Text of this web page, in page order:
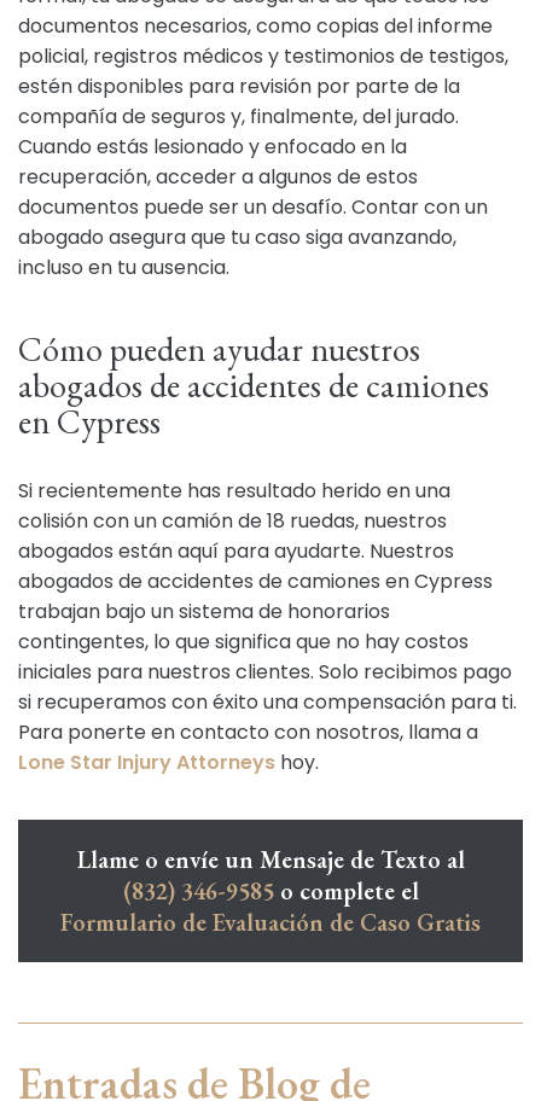
documentos necesarios, como copias del informe
policial, registros médicos y testimonios de testigos,
estén disponibles para revisión por parte de la
compañía de seguros y, finalmente, del jurado.
Cuando estás lesionado y enfocado en la
recuperación, acceder a algunos de estos
documentos puede ser un desafío. Contar con un
abogado asegura que tu caso siga avanzando,
incluso en tu ausencia.
Cómo pueden ayudar nuestros
abogados de accidentes de camiones
en Cypress
Si recientemente has resultado herido en una
colisión con un camión de 18 ruedas, nuestros
abogados están aquí para ayudarte. Nuestros
abogados de accidentes de camiones en Cypress
trabajan bajo un sistema de honorarios
contingentes, lo que significa que no hay costos
iniciales para nuestros clientes. Solo recibimos pago
si recuperamos con éxito una compensación para ti.
Para ponerte en contacto con nosotros, llama a
Lone Star Injury Attorneys hoy.
Llame o envíe un Mensaje de Texto al
(832) 346-9585o complete el
Formulario de Evaluación de Caso Gratis
Entradas de Blog de